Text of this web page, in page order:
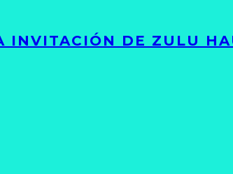
INVITACIÓN DE ZULU